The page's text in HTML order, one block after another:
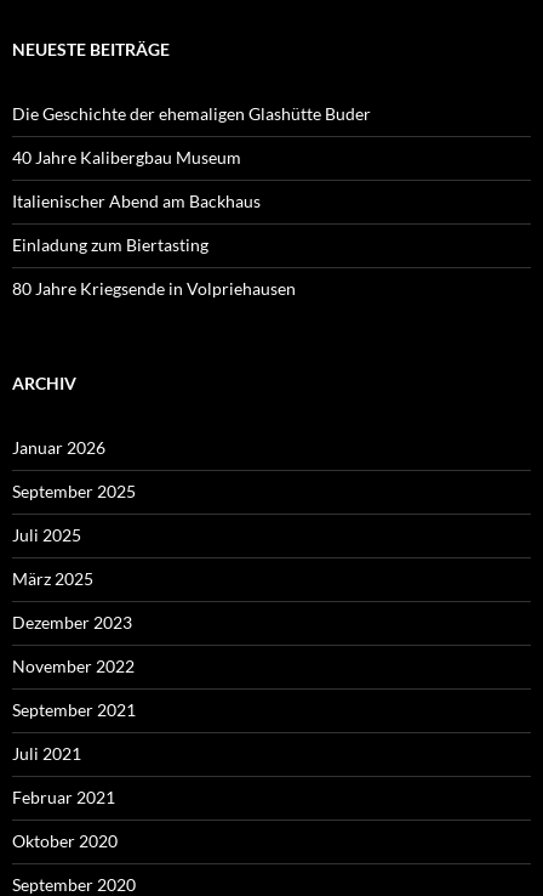
NEUESTE BEITRÄGE
Die Geschichte der ehemaligen Glashütte Buder
40 Jahre Kalibergbau Museum
Italienischer Abend am Backhaus
Einladung zum Biertasting
80 Jahre Kriegsende in Volpriehausen
ARCHIV
Januar 2026
September 2025
Juli 2025
März 2025
Dezember 2023
November 2022
September 2021
Juli 2021
Februar 2021
Oktober 2020
September 2020